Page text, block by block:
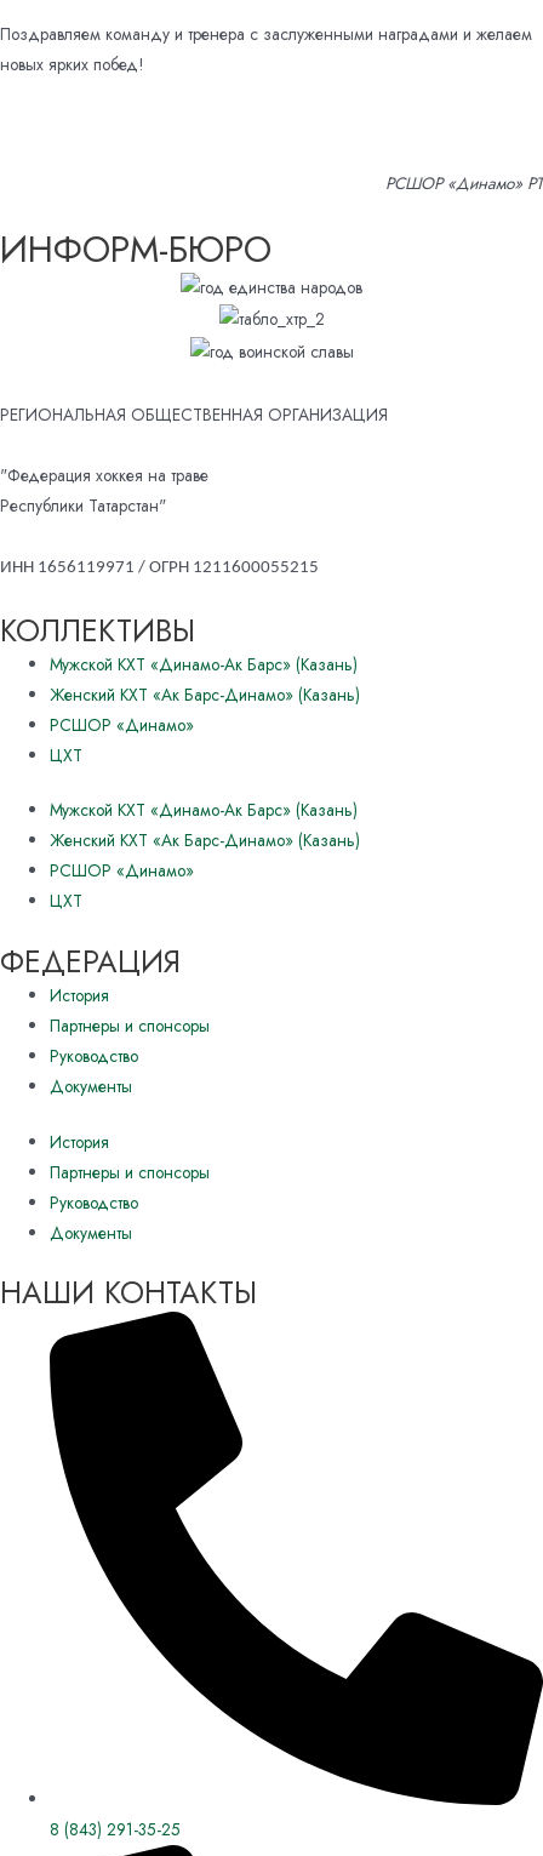
Поздравляем команду и тренера с заслуженными наградами и желаем
новых ярких побед!
РСШОР «Динамо» РТ
ИНФОРМ-БЮРО
РЕГИОНАЛЬНАЯ ОБЩЕСТВЕННАЯ ОРГАНИЗАЦИЯ
"Федерация хоккея на траве
Республики Татарстан"
ИНН 1656119971 / ОГРН 1211600055215
КОЛЛЕКТИВЫ
Мужской КХТ «Динамо-Ак Барс» (Казань)
Женский КХТ «Ак Барс-Динамо» (Казань)
РСШОР «Динамо»
ЦХТ
Мужской КХТ «Динамо-Ак Барс» (Казань)
Женский КХТ «Ак Барс-Динамо» (Казань)
РСШОР «Динамо»
ЦХТ
ФЕДЕРАЦИЯ
История
Партнеры и спонсоры
Руководство
Документы
История
Партнеры и спонсоры
Руководство
Документы
НАШИ КОНТАКТЫ
8 (843) 291-35-25